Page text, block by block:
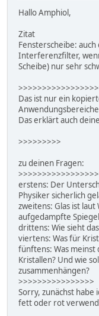
Hallo Amphiol,
Zitat
Fensterscheibe:
Interferenzfilter,
Scheibe) nur sehr
Das ist nur ein
Das erklärt auch
>>>>>>>>>
zu deinen Fragen:
erstens: Der
Physiker sicherlich
zweitens: Glas ist laut
aufgedampfte
drittens: Wie sieht
viertens: Was für
fünftens: Was meinst
Kristallen? Und wie
zusammenhängen?
>>>>>>>>>>>>>>>>
Sorry, zunächst habe
fett oder rot